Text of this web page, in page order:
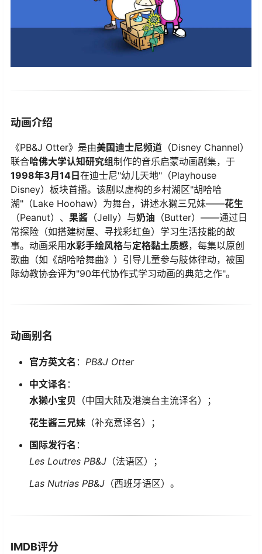
​动画介绍​
《PB&J Otter》是由​​美国迪士尼频道​ ​（Disney Channel）
联合​​哈佛大学认知研究组​​制作的音乐启蒙动画剧集，于​
1998年3月14日​ ​在迪士尼"幼儿天地"（Playhouse
Disney）板块首播。该剧以虚构的乡村湖区"胡哈哈
湖"（Lake Hoohaw）为舞台，讲述水獭三兄妹——​​花生​
（Peanut）、​ ​果酱​ ​（Jelly）与​​奶油​ ​（Butter）——通过日
常探险（如搭建树屋、寻找彩虹鱼）学习生活技能的故
事。动画采用​​水彩手绘风格​​与​​定格黏土质感​​，每集以原创
歌曲（如《胡哈哈舞曲》）引导儿童参与肢体律动，被国
际幼教协会评为"90年代协作式学习动画的典范之作"。
​动画别名​
​官方英文名​ ​： PB&J Otter
​中文译名​ ​：
​水獭小宝贝​ ​（中国大陆及港澳台主流译名）；
​花生酱三兄妹​ ​（补充意译名）；
​国际发行名​ ​：
Les Loutres PB&J （法语区）；
Las Nutrias PB&J （西班牙语区）。
​IMDB评分​